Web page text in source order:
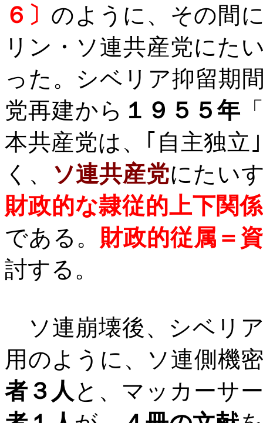
６〕 のように、その間
リン・ソ連共産党にた
った。シベリア抑留期
党再建から １９５５年
本共産党は、｢自主独立
く、
ソ連共産党にたい
財政的な隷従的上下関
である。 財政的従属＝
討する。
ソ連崩壊後、シベリ
用のように、ソ連側機
者３人 と、マッカーサ